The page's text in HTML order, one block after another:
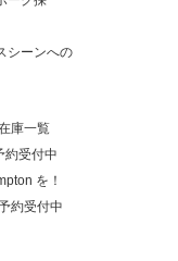
シーンへの
庫一覧
約受付中
を！
約受付中